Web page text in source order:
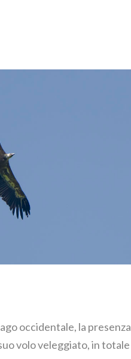
occidentale, la
volo veleggiato, in totale